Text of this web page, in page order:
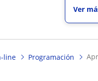
Ver
line Programación